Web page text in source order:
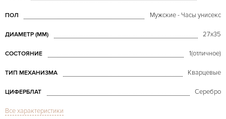
ПОЛ Мужские - Часы унисекс
ДИАМЕТР (MM) 27x35
СОСТОЯНИЕ 1(отличное)
ТИП МЕХАНИЗМА Кварцевые
ЦИФЕРБЛАТ Серебро
СТЕКЛО
Все характеристики